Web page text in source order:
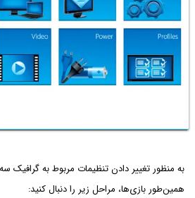
به منظور تغییر دادن تنظیمات مربوط به گرافیک
همین‌طور بازی‌ها، مراحل زیر را دنبال کنید: